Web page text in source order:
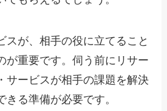
スが、相手の役に立てること
が重要です。伺う前にリサー
サービスが相手の課題を解決
きる準備が必要です。